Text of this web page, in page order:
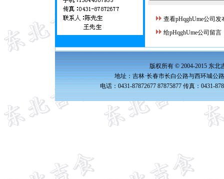
查看pHqghUme公司发
给pHqghUme公司留言
版权所有 © 2004-2015 东北
地址：吉林·长春市长白公路与西环城公
电话：0431-87872677 87875877 传真：0431-